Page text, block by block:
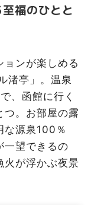
福のひとと
ョンが楽しめる
渚亭」。温泉
、函館に行く
つ。お部屋の露
な源泉100％
一望できるの
火が浮かぶ夜景